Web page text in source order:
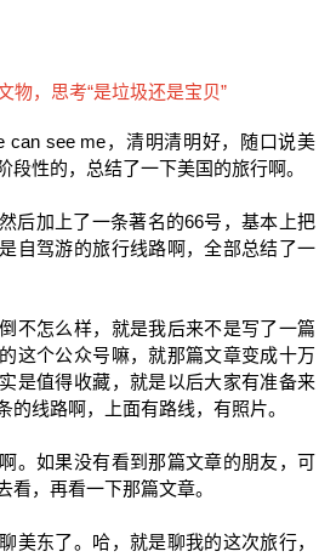
can see me，清明清明好，随口说美
段性的，总结了一下美国的旅行啊。
后加上了一条著名的66号，基本上把
自驾游的旅行线路啊，全部总结了一
不怎么样，就是我后来不是写了一篇
这个公众号嘛，就那篇文章变成十万
是值得收藏，就是以后大家有准备来
的线路啊，上面有路线，有照片。
。如果没有看到那篇文章的朋友，可
看，再看一下那篇文章。
美东了。哈，就是聊我的这次旅行，